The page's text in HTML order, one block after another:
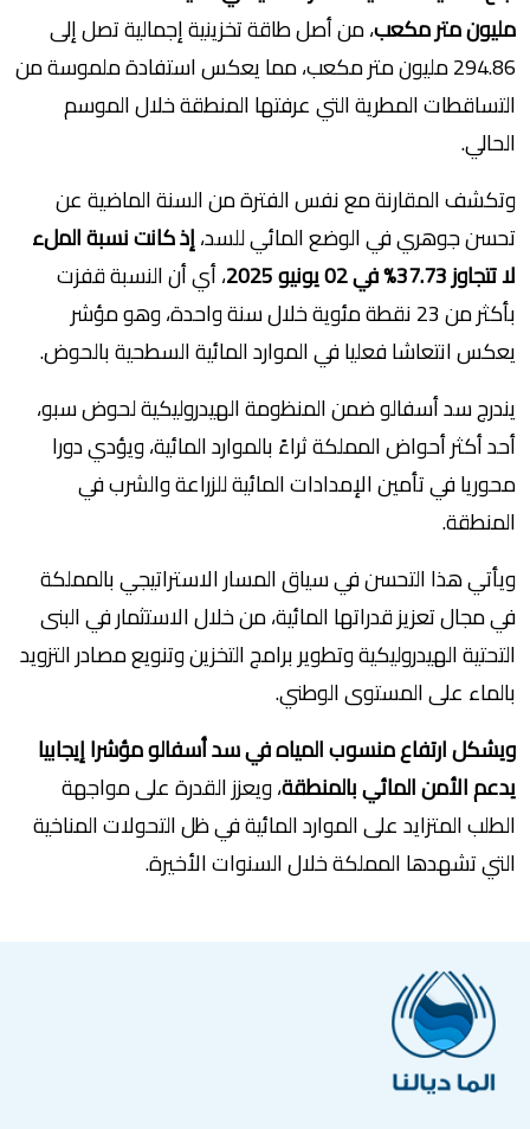
مليون متر مكعب، من أصل طاقة تخزينية إجمالية تصل إلى
294.86 مليون متر مكعب، مما يعكس استفادة ملموسة من
التساقطات المطرية التي عرفتها المنطقة خلال الموسم
الحالي.
وتكشف المقارنة مع نفس الفترة من السنة الماضية عن
تحسن جوهري في الوضع المائي للسد،إذ كانت نسبة الملء
لا تتجاوز 37.73% في 02 يونيو 2025
، أي أن النسبة قفزت
بأكثر من 23 نقطة مئوية خلال سنة واحدة، وهو مؤشر
يعكس انتعاشا فعليا في الموارد المائية السطحية بالحوض.
يندرج سد أسفالو ضمن المنظومة الهيدروليكية لحوض سبو،
أحد أكثر أحواض المملكة ثراءً بالموارد المائية، ويؤدي دورا
محوريا في تأمين الإمدادات المائية للزراعة والشرب في
المنطقة.
ويأتي هذا التحسن في سياق المسار الاستراتيجي بالمملكة
في مجال تعزيز قدراتها المائية، من خلال الاستثمار في البنى
التحتية الهيدروليكية وتطوير برامج التخزين وتنويع مصادر التزويد
بالماء على المستوى الوطني.
ويشكل ارتفاع منسوب المياه في سد أسفالو مؤشرا إيجابيا
يدعم الأمن المائي بالمنطقة، ويعزز القدرة على مواجهة
الطلب المتزايد على الموارد المائية في ظل التحولات المناخية
التي تشهدها المملكة خلال السنوات الأخيرة.